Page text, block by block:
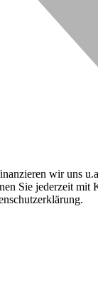
wir uns
Sie jederzeit